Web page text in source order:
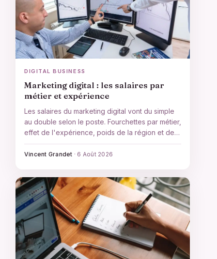
DIGITAL BUSINESS
Marketing digital : les salaires par
métier et expérience
Les salaires du marketing digital vont du simple
au double selon le poste. Fourchettes par métier,
effet de l'expérience, poids de la région et de
l'employeur, et comparaison honnête entre
salariat et freelance pour se situer et négocier.
Vincent Grandet · 6 Août 2026